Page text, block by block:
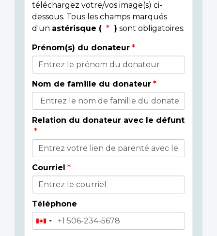
téléchargez votre/vos image(s) ci-
dessous. Tous les champs marqués
d'un astérisque ( ) sont obligatoires.
Détails
du
donateur
Prénom(s) du donateur
Nom de famille du donateur
Relation du donateur avec le défunt
Courriel
Téléphone